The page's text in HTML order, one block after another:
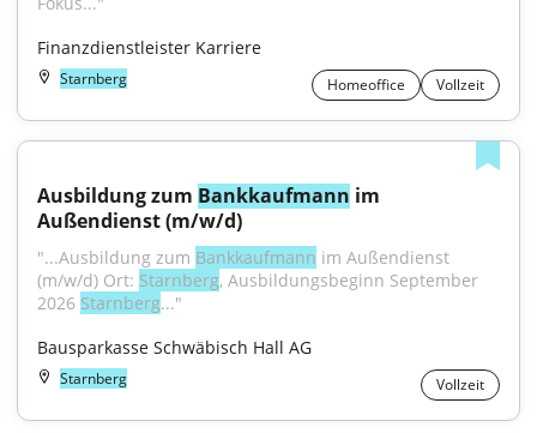
Finanzdienstleister Karriere
Starnberg Homeoffice Vollzeit
Ausbildung zum Bankkaufmann im
Außendienst (m/w/d)
"...Ausbildung zum Bankkaufmann im Außendienst
(m/w/d) Ort: Starnberg, Ausbildungsbeginn September
2026 Starnberg..."
Bausparkasse Schwäbisch Hall AG
Starnberg Vollzeit